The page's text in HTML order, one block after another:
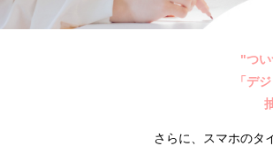
"つ
「デ
さらに、スマホのタ